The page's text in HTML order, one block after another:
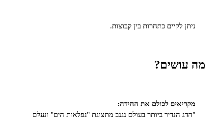
לקיים כתחרות בין קבוצות.
לכולם את החידה:
הנדיר ביותר בעולם נגנב מתצוגת "נפלאות הים" ונעלם